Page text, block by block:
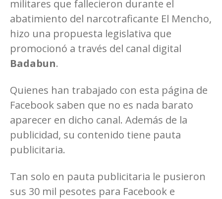
militares que fallecieron durante el
abatimiento del narcotraficante El Mencho,
hizo una propuesta legislativa que
promocionó a través del canal digital
Badabun.
Quienes han trabajado con esta página de
Facebook saben que no es nada barato
aparecer en dicho canal. Además de la
publicidad, su contenido tiene pauta
publicitaria.
Tan solo en pauta publicitaria le pusieron
sus 30 mil pesotes para Facebook e